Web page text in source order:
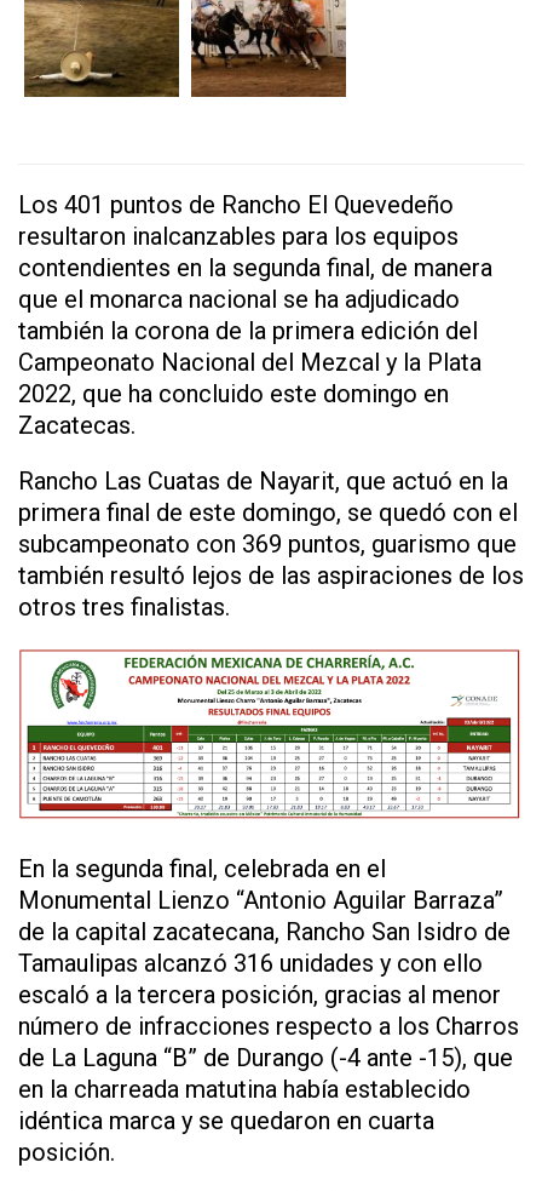
Los 401 puntos de Rancho El Quevedeño
resultaron inalcanzables para los equipos
contendientes en la segunda final, de manera
que el monarca nacional se ha adjudicado
también la corona de la primera edición del
Campeonato Nacional del Mezcal y la Plata
2022, que ha concluido este domingo en
Zacatecas.
Rancho Las Cuatas de Nayarit, que actuó en la
primera final de este domingo, se quedó con el
subcampeonato con 369 puntos, guarismo que
también resultó lejos de las aspiraciones de los
otros tres finalistas.
En la segunda final, celebrada en el
Monumental Lienzo “Antonio Aguilar Barraza”
de la capital zacatecana, Rancho San Isidro de
Tamaulipas alcanzó 316 unidades y con ello
escaló a la tercera posición, gracias al menor
número de infracciones respecto a los Charros
de La Laguna “B” de Durango (-4 ante -15), que
en la charreada matutina había establecido
idéntica marca y se quedaron en cuarta
posición.